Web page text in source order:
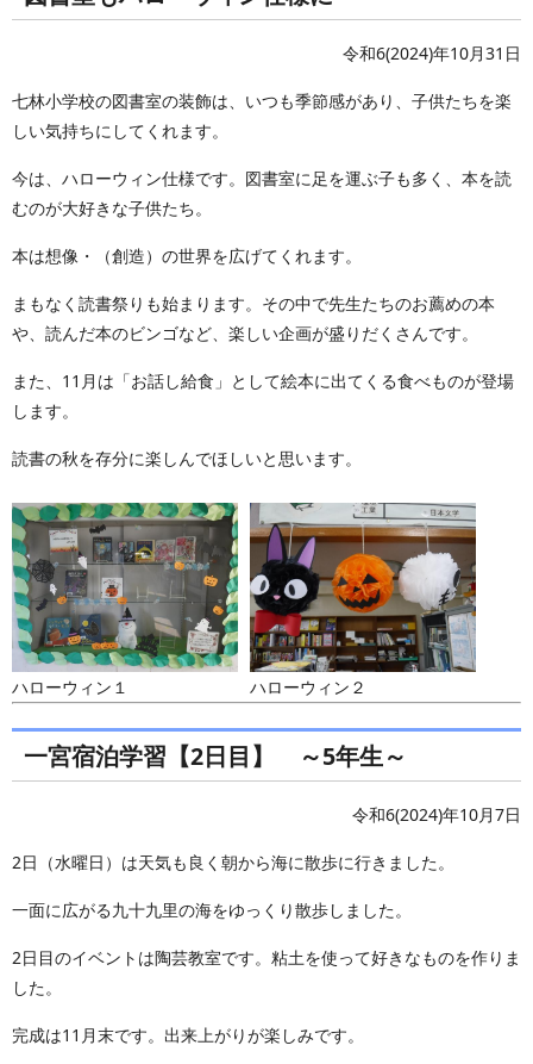
令和6(2024)年10月31日
七林小学校の図書室の装飾は、いつも季節感があり、子供たちを楽
しい気持ちにしてくれます。
今は、ハローウィン仕様です。図書室に足を運ぶ子も多く、本を読
むのが大好きな子供たち。
本は想像・（創造）の世界を広げてくれます。
まもなく読書祭りも始まります。その中で先生たちのお薦めの本
や、読んだ本のビンゴなど、楽しい企画が盛りだくさんです。
また、11月は「お話し給食」として絵本に出てくる食べものが登場
します。
読書の秋を存分に楽しんでほしいと思います。
ハローウィン１ ハローウィン２
一宮宿泊学習【2日目】 ～5年生～
令和6(2024)年10月7日
2日（水曜日）は天気も良く朝から海に散歩に行きました。
一面に広がる九十九里の海をゆっくり散歩しました。
2日目のイベントは陶芸教室です。粘土を使って好きなものを作りま
した。
完成は11月末です。出来上がりが楽しみです。